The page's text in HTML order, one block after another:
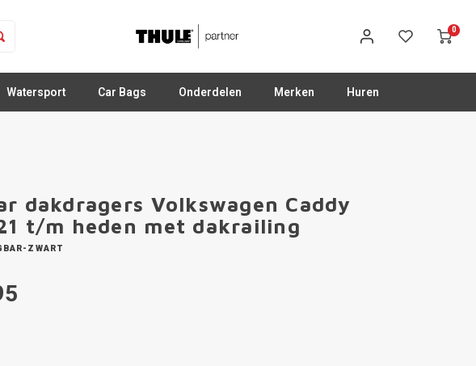
0
Watersport Car Bags Onderdelen Merken Huren
dakdragers Volkswagen Caddy
t/m heden met dakrailing
ZWART